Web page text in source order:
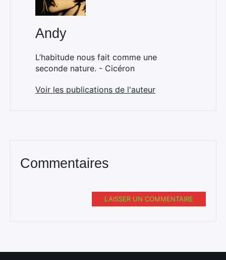
Andy
L’habitude nous fait comme une
seconde nature. - Cicéron
Voir les publications de l'auteur
Commentaires
LAISSER UN COMMENTAIRE